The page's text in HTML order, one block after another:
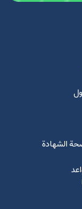
الشهادة